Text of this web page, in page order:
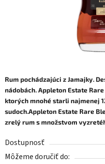
Rum pochádzajúci z Jamajky.
nádobách. Appleton Estate
ktorých mnohé starli najmenej
sudoch.Appleton Estate Rare
zrelý rum s množstvom
Dostupnosť
Môžeme doručiť do: